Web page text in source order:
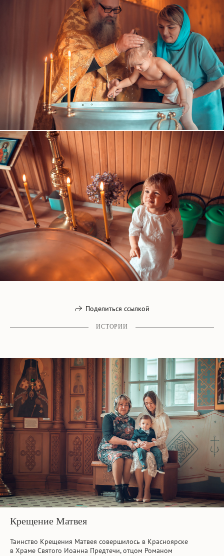
Поделиться ссылкой
ИСТОРИИ
Крещение Матвея
Таинство Крещения Матвея совершилось в Красноярске
в Храме Святого Иоанна Предтечи, отцом Романом